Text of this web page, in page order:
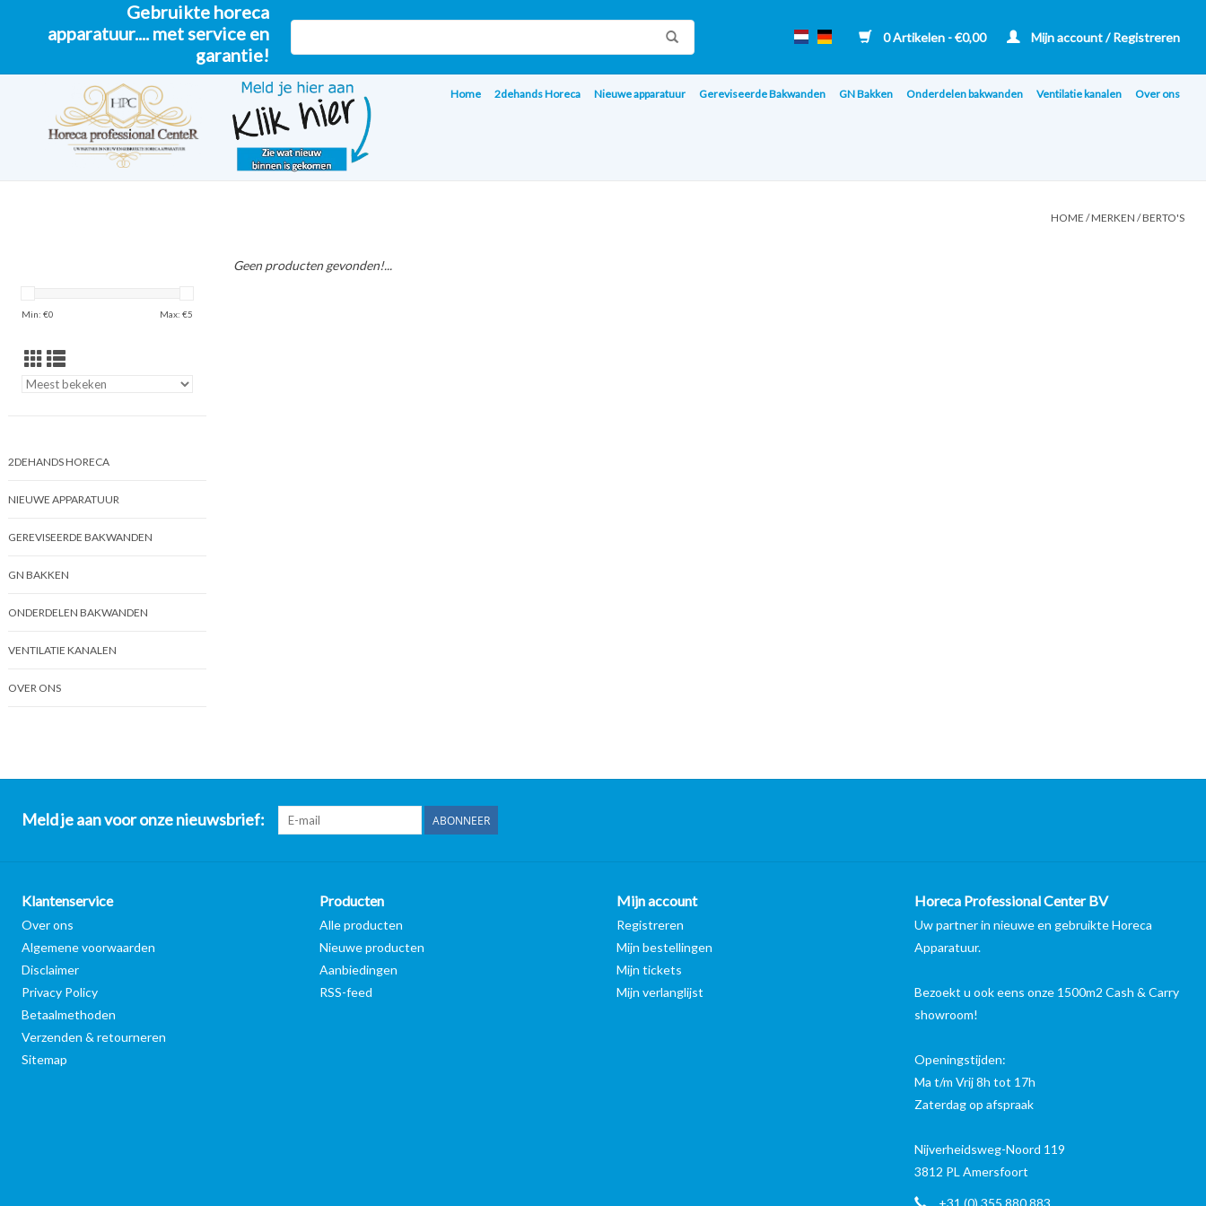
Gebruikte horeca
apparatuur.... met service en
garantie!
0 Artikelen - €0,00 Mijn account / Registreren
Home 2dehands Horeca Nieuwe apparatuur Gereviseerde Bakwanden GN Bakken Onderdelen bakwanden Ventilatie kanalen Over ons
HOME /MERKEN /BERTO'S
Min: €0 Max: €5
2DEHANDS HORECA
NIEUWE APPARATUUR
GEREVISEERDE BAKWANDEN
GN BAKKEN
ONDERDELEN BAKWANDEN
VENTILATIE KANALEN
OVER ONS
Geen producten gevonden!...
Meld je aan voor onze nieuwsbrief: ABONNEER
Klantenservice
Over ons
Algemene voorwaarden
Disclaimer
Privacy Policy
Betaalmethoden
Verzenden & retourneren
Sitemap
Producten
Alle producten
Nieuwe producten
Aanbiedingen
RSS-feed
Mijn account
Registreren
Mijn bestellingen
Mijn tickets
Mijn verlanglijst
Horeca Professional Center BV
Uw partner in nieuwe en gebruikte Horeca
Apparatuur.
Bezoekt u ook eens onze 1500m2 Cash & Carry
showroom!
Openingstijden:
Ma t/m Vrij 8h tot 17h
Zaterdag op afspraak
Nijverheidsweg-Noord 119
3812 PL Amersfoort